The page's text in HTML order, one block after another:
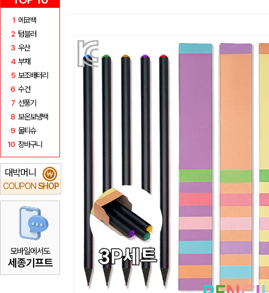
1 에코백
2 텀블러
3 우산
4 부채
5 보조배터리
6 수건
7 선풍기
8 보온보냉백
9 물티슈
10 장바구니
대박머니
COUPON SHOP
₩
모바일에서도
세종기프트